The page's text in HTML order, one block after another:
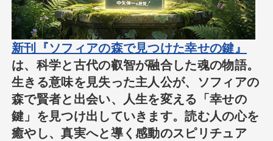
新刊『ソフィアの森で見つけた幸せの鍵』
は、科学と古代の叡智が融合した魂の物語。
生きる意味を見失った主人公が、ソフィアの
森で賢者と出会い、人生を変える「幸せの
鍵」を見つけ出していきます。読む人の心を
癒やし、真実へと導く感動のスピリチュア